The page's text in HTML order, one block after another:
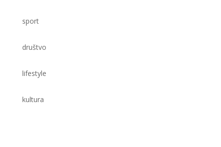
sport
društvo
lifestyle
kultura